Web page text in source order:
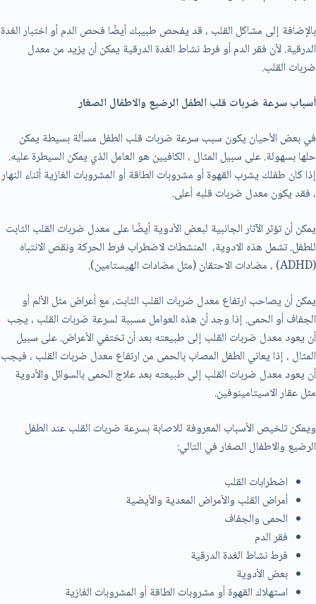
بالإضافة إلى مشاكل القلب ، قد يفحص طبيبك أيضًا فحص الدم أو اختبار الغدة
الدرقية. لأن فقر الدم أو فرط نشاط الغدة الدرقية يمكن أن يزيد من معدل
ضربات القلب.
أسباب سرعة ضربات قلب الطفل الرضيع والاطفال الصغار
في بعض الأحيان يكون سبب سرعة ضربات قلب الطفل مسألة بسيطة يمكن
حلها بسهولة. على سبيل المثال ، الكافيين هو العامل الذي يمكن السيطرة عليه.
إذا كان طفلك يشرب القهوة أو مشروبات الطاقة أو المشروبات الغازية أثناء النهار
، فقد يكون معدل ضربات قلبه أعلى.
يمكن أن تؤثر الآثار الجانبية لبعض الأدوية أيضًا على معدل ضربات القلب الثابت
للطفل. تشمل هذه الادوية، المنشطات لاضطراب فرط الحركة ونقص الانتباه
(ADHD) ، مضادات الاحتقان (مثل مضادات الهيستامين).
يمكن أن يصاحب ارتفاع معدل ضربات القلب الثابت، مع أعراض مثل الألم أو
الجفاف أو الحمى. إذا وجد أن هذه العوامل مسببة لسرعة ضربات القلب ، يجب
أن يعود معدل ضربات القلب إلى طبيعته بعد أن تختفي الأعراض. على سبيل
المثال ، إذا يعاني الطفل المصاب بالحمی من ارتفاع معدل ضربات القلب ، فيجب
أن يعود معدل ضربات القلب إلى طبيعته بعد علاج الحمى بالسوائل والأدوية
مثل عقار الاسيتامينوفين.
ويمكن تلخيص الأسباب المعروفة للاصابة بسرعة ضربات القلب عند الطفل
الرضيع والاطفال الصغار في التالي:
اضطرابات القلب
أمراض القلب والأمراض المعدية والأيضية
الحمى والجفاف
فقر الدم
فرط نشاط الغدة الدرقية
بعض الأدوية
استهلاك القهوة أو مشروبات الطاقة أو المشروبات الغازية